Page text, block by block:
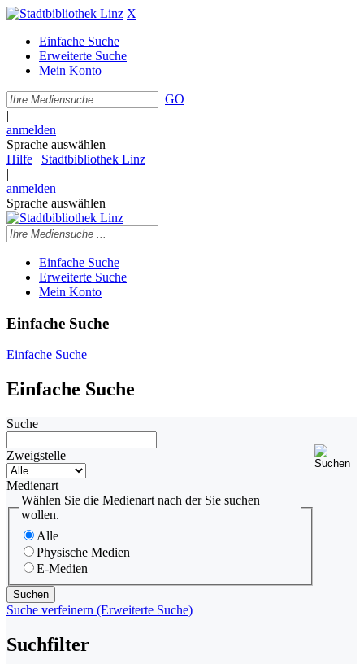
X
Einfache Suche
Erweiterte Suche
Mein Konto
GO
|
anmelden
Sprache auswählen
Hilfe | Stadtbibliothek Linz
|
anmelden
Sprache auswählen
Einfache Suche
Erweiterte Suche
Mein Konto
Einfache Suche
Einfache Suche
Einfache Suche
Suche
Zweigstelle
Medienart
Wählen Sie die Medienart nach der Sie suchen
wollen.
Alle
Physische Medien
E-Medien
Suche verfeinern (Erweiterte Suche)
Suchfilter